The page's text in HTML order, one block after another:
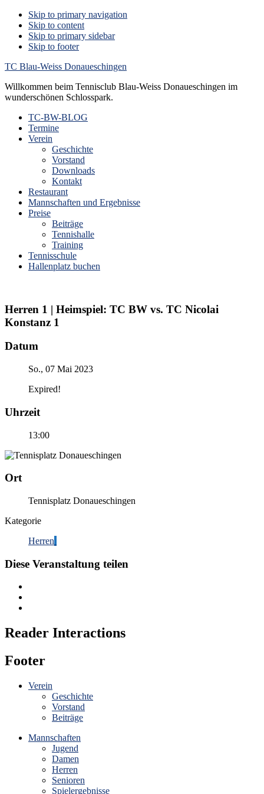
Skip to primary navigation
Skip to content
Skip to primary sidebar
Skip to footer
TC Blau-Weiss Donaueschingen
Willkommen beim Tennisclub Blau-Weiss Donaueschingen im
wunderschönen Schlosspark.
TC-BW-BLOG
Termine
Verein
Geschichte
Vorstand
Downloads
Kontakt
Restaurant
Mannschaften und Ergebnisse
Preise
Beiträge
Tennishalle
Training
Tennisschule
Hallenplatz buchen
Herren 1 | Heimspiel: TC BW vs. TC Nicolai
Konstanz 1
Datum
So., 07 Mai 2023
Expired!
Uhrzeit
13:00
Ort
Tennisplatz Donaueschingen
Kategorie
Herren
Diese Veranstaltung teilen
Reader Interactions
Footer
Verein
Geschichte
Vorstand
Beiträge
Mannschaften
Jugend
Damen
Herren
Senioren
Spielergebnisse